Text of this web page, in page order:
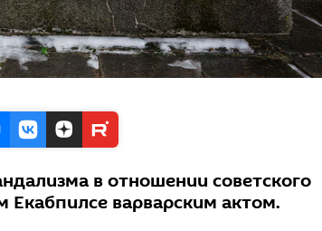
в отношении советского
Екабпилсе варварским актом.